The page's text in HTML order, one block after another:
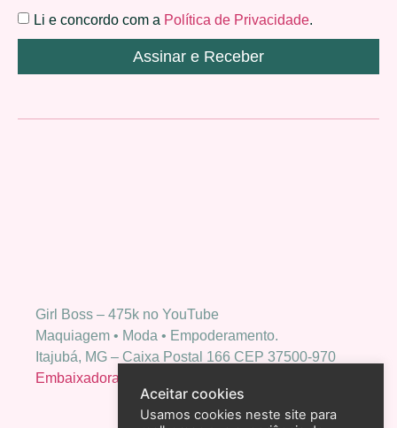
Girl Boss – 475k no YouTube
Maquiagem • Moda • Empoderamento.
Itajubá, MG – Caixa Postal 166 CEP 37500-970
Embaixadora Bio Extratus
Li e concordo com a Política de Privacidade
Assinar e Receber
Aceitar cookies
Usamos cookies neste site para